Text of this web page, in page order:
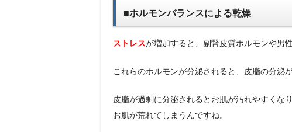
■ホルモンバランスによる乾燥
ストレスが増加すると、副腎皮質ホルモンや男
これらのホルモンが分泌されると、皮脂の分泌
皮脂が過剰に分泌されるとお肌が汚れやすくなり
お肌が荒れてしまうんですね。